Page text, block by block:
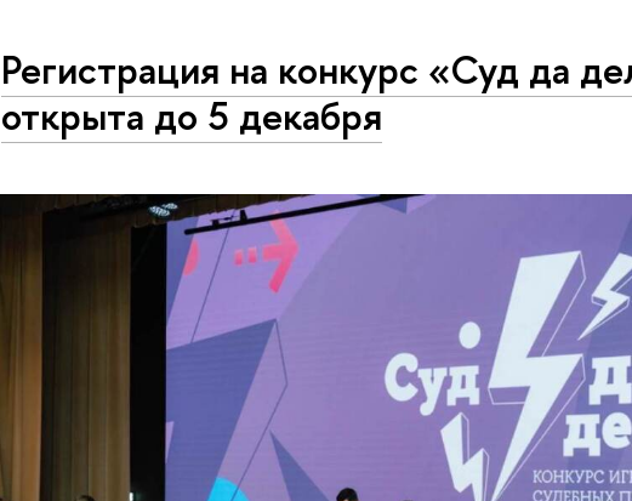
Регистрация на конкурс «Суд да
открыта до 5 декабря